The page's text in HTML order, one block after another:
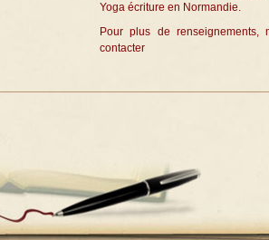
Yoga écriture en Normandie.
Pour plus de renseignements,
contacter